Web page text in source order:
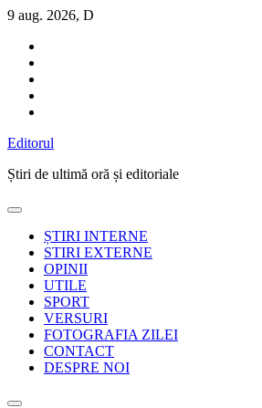
Sari
conținut
9 aug. 2026, D
Editorul
Știri de ultimă oră și editoriale
ȘTIRI INTERNE
STIRI EXTERNE
OPINII
UTILE
SPORT
VERSURI
FOTOGRAFIA ZILEI
CONTACT
DESPRE NOI